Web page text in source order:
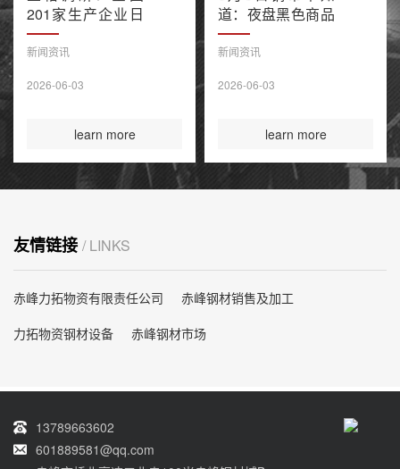
201家生产企业日
均铁水产量环比上
升（6月3日）
新闻资讯
2026-06-03
learn more
道：夜盘黑色商品
多数收涨 IEA警告
全球石油库存或于
国际煤炭投资创14
新闻资讯
2026-06-03
learn more
友情链接 / LINKS
赤峰力拓物资有限责任公司
赤峰钢材销售及加工
力拓物资钢材设备
赤峰钢材市场
13789663602
601889581@qq.com